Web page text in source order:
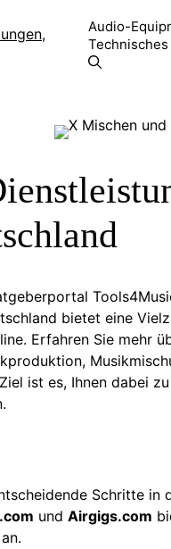
Audio-
bietet eine
Erfahren Sie mehr
ist es, Ihnen dabei
Schritte in
und Airgigs.com